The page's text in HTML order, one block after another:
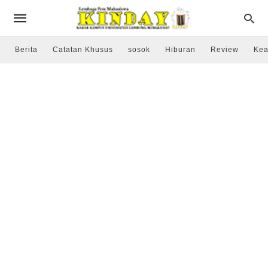
Berita Catatan Khusus sosok Hiburan Review